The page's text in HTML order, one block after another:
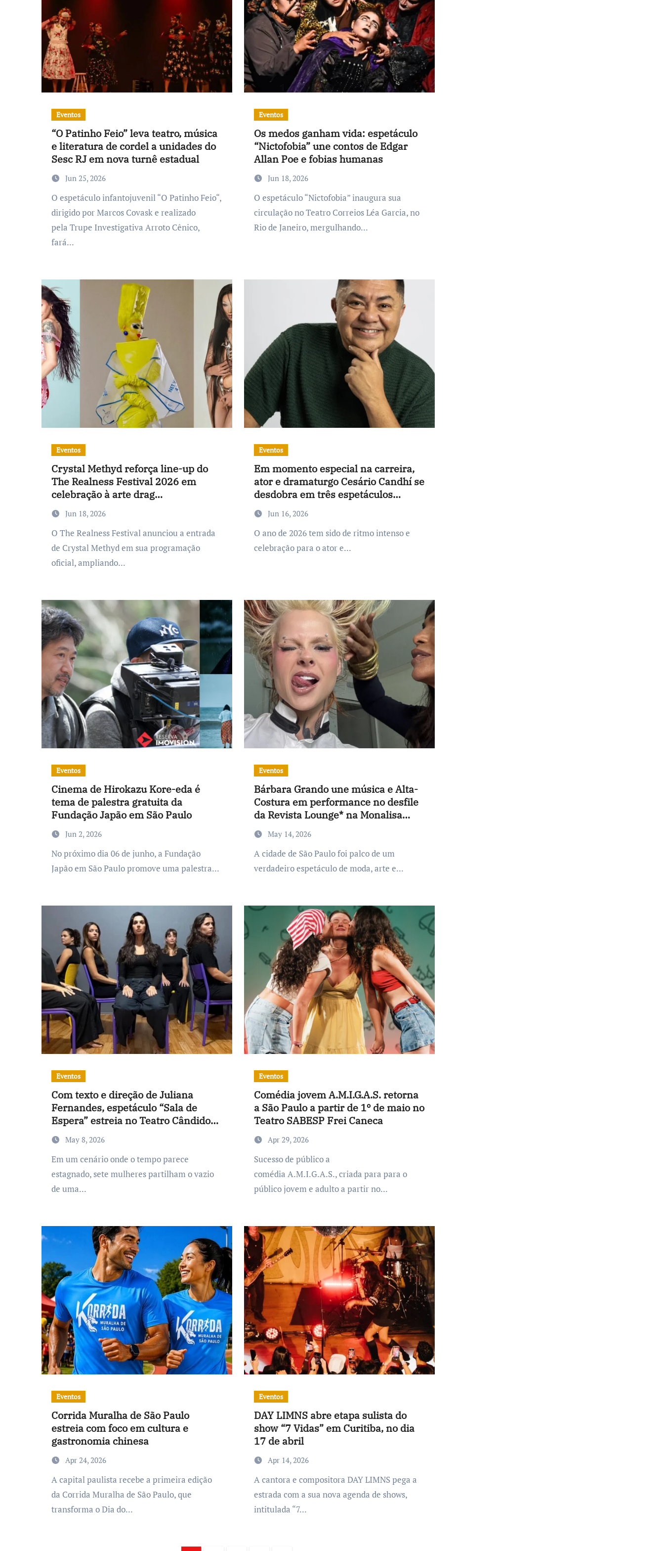
Eventos
“O Patinho Feio” leva teatro, música
e literatura de cordel a unidades do
Sesc RJ em nova turnê estadual
Jun 25, 2026
O espetáculo infantojuvenil “O Patinho Feio“,
dirigido por Marcos Covask e realizado
pela Trupe Investigativa Arroto Cênico,
fará...
Eventos
Os medos ganham vida: espetáculo
“Nictofobia” une contos de Edgar
Allan Poe e fobias humanas
Jun 18, 2026
O espetáculo “Nictofobia” inaugura sua
circulação no Teatro Correios Léa Garcia, no
Rio de Janeiro, mergulhando...
Eventos
Crystal Methyd reforça line-up do
The Realness Festival 2026 em
celebração à arte drag
contemporânea
Jun 18, 2026
O The Realness Festival anunciou a entrada
de Crystal Methyd em sua programação
oficial, ampliando...
Eventos
Em momento especial na carreira,
ator e dramaturgo Cesário Candhí se
desdobra em três espetáculos
simultâneos no Rio
Jun 16, 2026
O ano de 2026 tem sido de ritmo intenso e
celebração para o ator e...
Eventos
Cinema de Hirokazu Kore-eda é
tema de palestra gratuita da
Fundação Japão em São Paulo
Jun 2, 2026
No próximo dia 06 de junho, a Fundação
Japão em São Paulo promove uma palestra...
Eventos
Bárbara Grando une música e Alta-
Costura em performance no desfile
da Revista Lounge* na Monalisa
PartyMay 14, 2026
A cidade de São Paulo foi palco de um
verdadeiro espetáculo de moda, arte e...
Eventos
Com texto e direção de Juliana
Fernandes, espetáculo “Sala de
Espera” estreia no Teatro Cândido
Mendes, no Rio de Janeiro
May 8, 2026
Em um cenário onde o tempo parece
estagnado, sete mulheres partilham o vazio
de uma...
Eventos
Comédia jovem A.M.I.G.A.S. retorna
a São Paulo a partir de 1º de maio no
Teatro SABESP Frei Caneca
Apr 29, 2026
Sucesso de público a
comédia A.M.I.G.A.S., criada para para o
público jovem e adulto a partir no...
Eventos
Corrida Muralha de São Paulo
estreia com foco em cultura e
gastronomia chinesa
Apr 24, 2026
A capital paulista recebe a primeira edição
da Corrida Muralha de São Paulo, que
transforma o Dia do...
Eventos
DAY LIMNS abre etapa sulista do
show “7 Vidas” em Curitiba, no dia
17 de abril
Apr 14, 2026
A cantora e compositora DAY LIMNS pega a
estrada com a sua nova agenda de shows,
intitulada “7...